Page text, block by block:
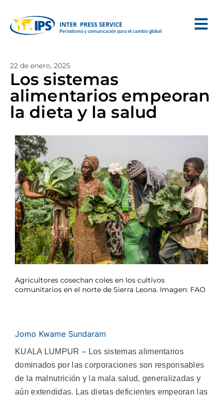
22 de enero, 2025
Los sistemas
alimentarios empeoran
la dieta y la salud
Agricultores cosechan coles en los cultivos
comunitarios en el norte de Sierra Leona. Imagen: FAO
Jomo Kwame Sundaram
KUALA LUMPUR – Los sistemas alimentarios
dominados por las corporaciones son responsables
de la malnutrición y la mala salud, generalizadas y
aún extendidas. Las dietas deficientes empeoran las